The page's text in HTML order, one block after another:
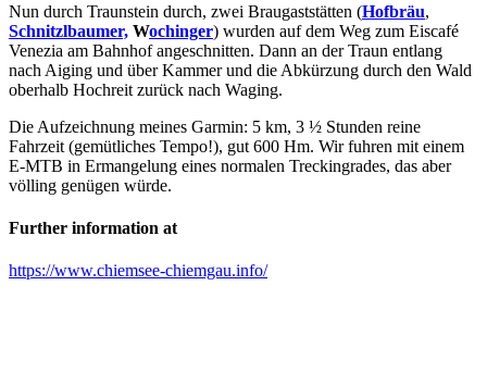
Nun durch Traunstein durch, zwei Braugaststätten (Hofbräu,
Schnitzlbaumer, Wochinger) wurden auf dem Weg zum Eiscafé
Venezia am Bahnhof angeschnitten. Dann an der Traun entlang
nach Aiging und über Kammer und die Abkürzung durch den Wald
oberhalb Hochreit zurück nach Waging.
Die Aufzeichnung meines Garmin: 5 km, 3 ½ Stunden reine
Fahrzeit (gemütliches Tempo!), gut 600 Hm. Wir fuhren mit einem
E-MTB in Ermangelung eines normalen Treckingrades, das aber
völling genügen würde.
Further information at
https://www.chiemsee-chiemgau.info/